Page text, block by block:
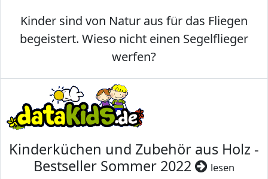
Kinder sind von Natur aus für das Fliegen
begeistert. Wieso nicht einen Segelflieger
werfen?
Kinderküchen und Zubehör aus Holz -
Bestseller Sommer 2022
lesen